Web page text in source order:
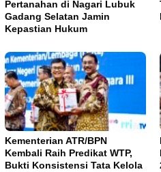
Pertanahan di Nagari Lubuk
Gadang Selatan Jamin
Kepastian Hukum
Kementerian ATR/BPN
Kembali Raih Predikat WTP,
Bukti Konsistensi Tata Kelola